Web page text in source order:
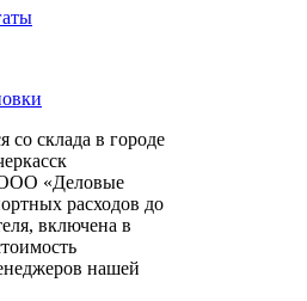
со склада в городе
ООО «Деловые
расходов до
включена в
нашей